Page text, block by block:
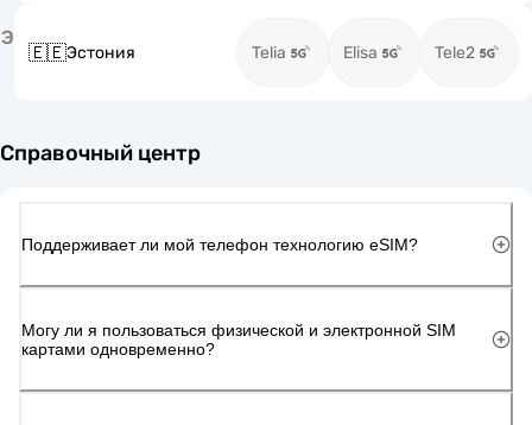
Э
🇪🇪Эстония Telia Elisa Tele2
Справочный центр
Поддерживает ли мой телефон технологию eSIM?
Могу ли я пользоваться физической и электронной SIM
картами одновременно?